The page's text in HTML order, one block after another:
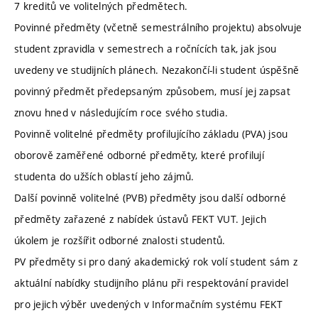
7 kreditů ve volitelných předmětech.
Povinné předměty (včetně semestrálního projektu) absolvuje
student zpravidla v semestrech a ročnících tak, jak jsou
uvedeny ve studijních plánech. Nezakončí-li student úspěšně
povinný předmět předepsaným způsobem, musí jej zapsat
znovu hned v následujícím roce svého studia.
Povinně volitelné předměty profilujícího základu (PVA) jsou
oborově zaměřené odborné předměty, které profilují
studenta do užších oblastí jeho zájmů.
Další povinně volitelné (PVB) předměty jsou další odborné
předměty zařazené z nabídek ústavů FEKT VUT. Jejich
úkolem je rozšířit odborné znalosti studentů.
PV předměty si pro daný akademický rok volí student sám z
aktuální nabídky studijního plánu při respektování pravidel
pro jejich výběr uvedených v Informačním systému FEKT